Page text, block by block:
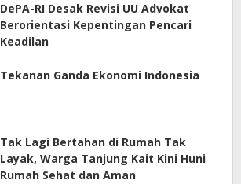
DePA-RI Desak Revisi UU Advokat
Berorientasi Kepentingan Pencari
Keadilan
Tekanan Ganda Ekonomi Indonesia
Tak Lagi Bertahan di Rumah Tak
Layak, Warga Tanjung Kait Kini Huni
Rumah Sehat dan Aman